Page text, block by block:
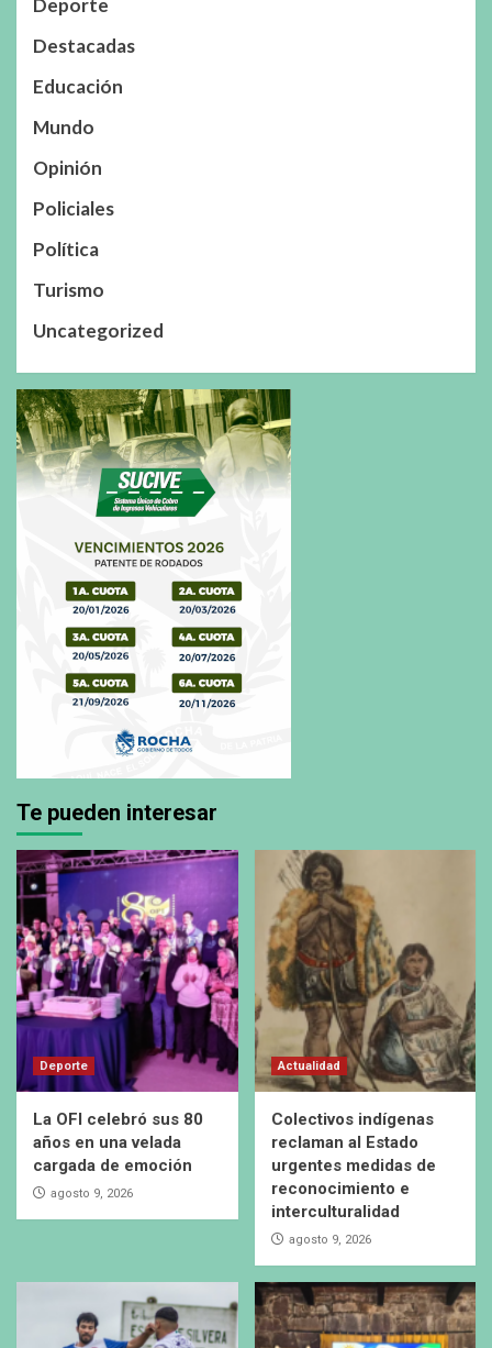
Deporte
Destacadas
Educación
Mundo
Opinión
Policiales
Política
Turismo
Uncategorized
Te pueden interesar
Deporte
La OFI celebró sus 80
años en una velada
cargada de emoción
agosto 9, 2026
Actualidad
Colectivos indígenas
reclaman al Estado
urgentes medidas de
reconocimiento e
interculturalidad
agosto 9, 2026